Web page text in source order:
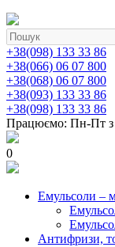
+38(098) 133 33 86
+38(066) 06 07 800
+38(068) 06 07 800
+38(093) 133 33 86
+38(098) 133 33 86
Працюємо: Пн-Пт з
0
Емульсоли –
Антифризи,